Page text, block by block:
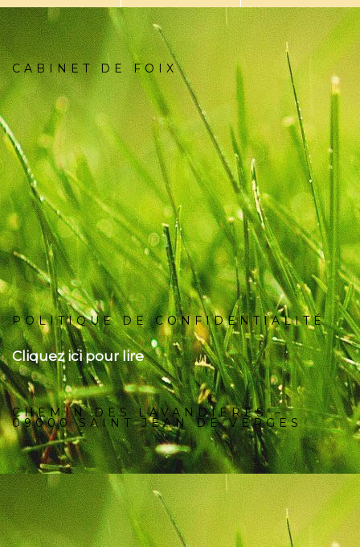
CABINET DE FOIX
POLITIQUE DE CONFIDENTIALITÉ
Cliquez ici pour lire
CHEMIN DES LAVANDIERES –
09000 SAINT JEAN DE VERGES